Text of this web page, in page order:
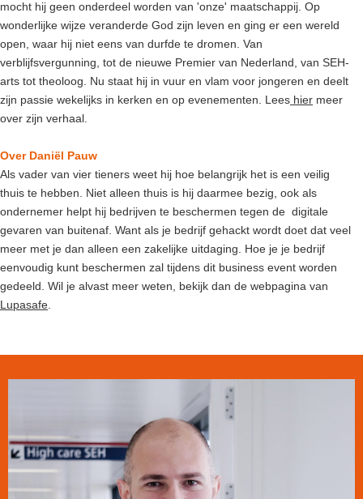
mocht hij geen onderdeel worden van 'onze' maatschappij. Op
wonderlijke wijze veranderde God zijn leven en ging er een wereld
open, waar hij niet eens van durfde te dromen. Van
verblijfsvergunning, tot de nieuwe Premier van Nederland, van SEH-
arts tot theoloog. Nu staat hij in vuur en vlam voor jongeren en deelt
zijn passie wekelijks in kerken en op evenementen. Lees hier meer
over zijn verhaal.
Over Daniël Pauw
Als vader van vier tieners weet hij hoe belangrijk het is een veilig
thuis te hebben. Niet alleen thuis is hij daarmee bezig, ook als
ondernemer helpt hij bedrijven te beschermen tegen de digitale
gevaren van buitenaf. Want als je bedrijf gehackt wordt doet dat veel
meer met je dan alleen een zakelijke uitdaging. Hoe je je bedrijf
eenvoudig kunt beschermen zal tijdens dit business event worden
gedeeld. Wil je alvast meer weten, bekijk dan de webpagina van
Lupasafe